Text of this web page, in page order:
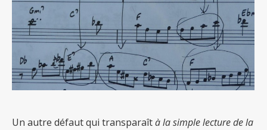
Un autre défaut qui transparaîtà la simple lecture de la